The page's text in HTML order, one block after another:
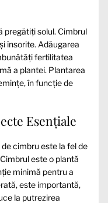
pregătiți solul. Cimbrul
însorite. Adăugarea
fertilitatea
a plantei. Plantarea
în funcție de
Esențiale
cimbru este la fel de
este o plantă
minimă pentru a
este importantă,
la putrezirea